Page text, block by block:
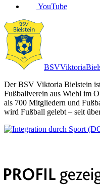
YouTube
BSVViktoria
Der BSV Viktoria Bielstein
Fußballverein aus Wiehl im
als 700 Mitgliedern und
wird Fußball gelebt – seit